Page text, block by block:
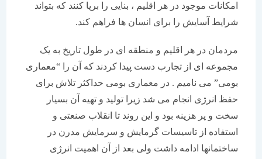
امکانات موجود در هر اقلیم ، بنایی را برپا کنند که بتواند
شرایط آسایش را برای انسان ها فراهم کند.
مردمان در هر اقلیم و منطقه ای در طول تاریخ به یک
مجموعه ای از تجارب دست پیدا کردند که آن را “معماری
بومی” می نامیم . در معماری بومی حداکثر تلاش برای
حفظ انرژی انجام می شد زیرا تولید و تهیه آن بسیار
سخت و پر هزینه بود و این روند تا انقلاب صنعتی و
استفاده از تاسیسات گرمایش و سرمایش مدرن در
ساختمانها ادامه داشت ولی بعد از آن اهمیت انرژی